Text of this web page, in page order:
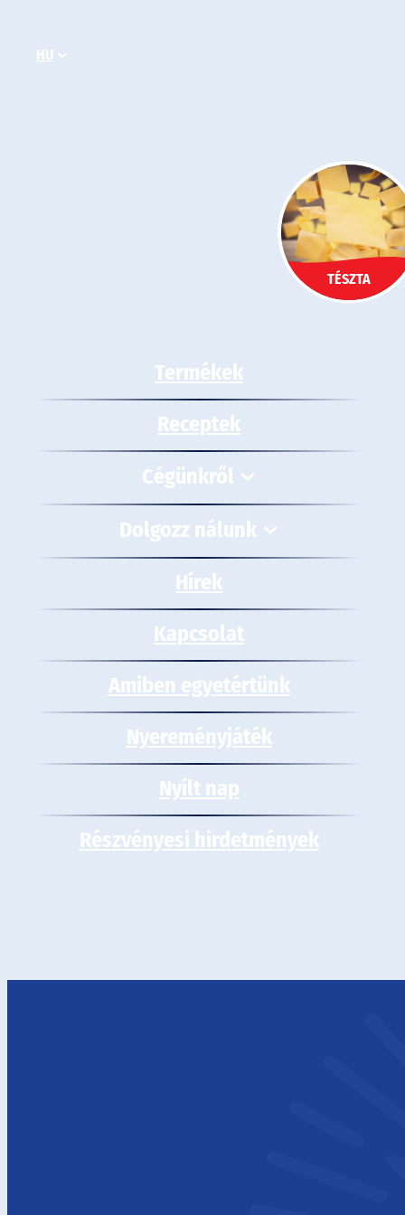
tartalomhoz
HU
TÉSZTA
Termékek
Receptek
Cégünkről
Dolgozz nálunk
Hírek
Kapcsolat
Amiben egyetértünk
Nyereményjáték
Nyílt nap
Részvényesi hirdetmények